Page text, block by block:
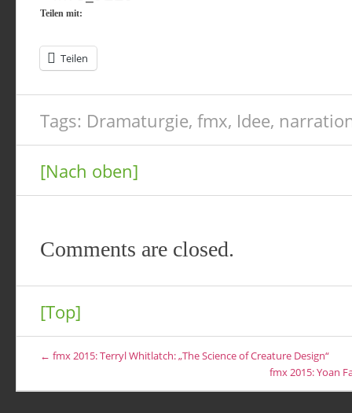
Teilen mit:
Teilen
Tags: Dramaturgie, fmx, Idee,
[Nach oben]
Comments are closed.
[Top]
← fmx 2015: Terryl Whitlatch: „The Science of Creature Design“
fmx 2015: Yoan